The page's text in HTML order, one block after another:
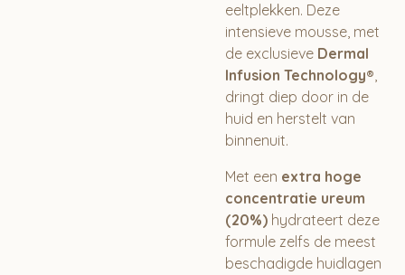
eeltplekken. Deze
intensieve mousse, met
de exclusieve Dermal
Infusion Technology®,
dringt diep door in de
huid en herstelt van
binnenuit.
Met een extra hoge
concentratie ureum
(20%) hydrateert deze
formule zelfs de meest
beschadigde huidlagen